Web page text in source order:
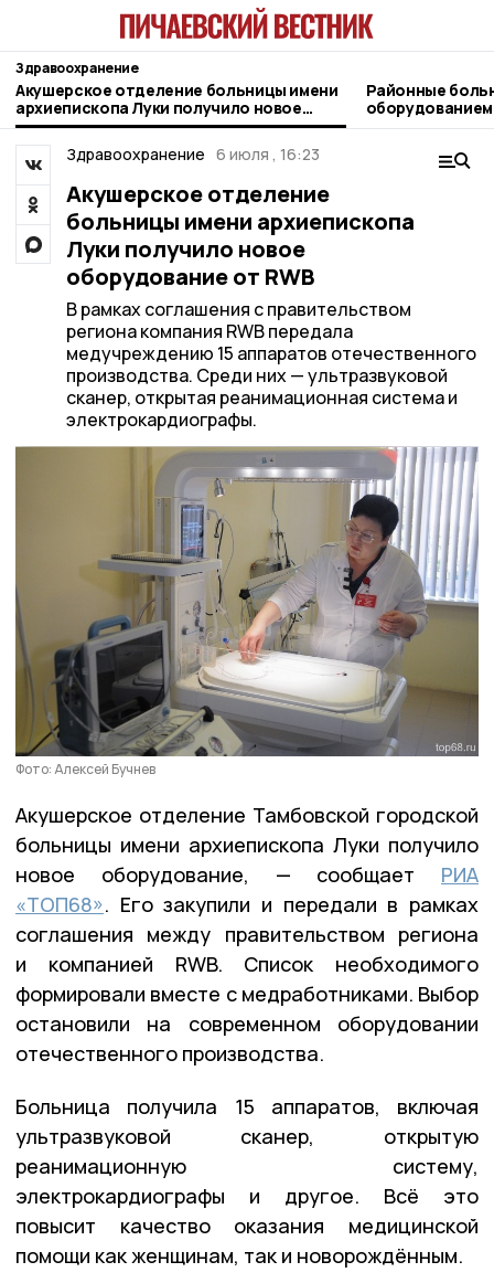
Здравоохранение
Акушерское отделение больницы имени
архиепископа Луки получило новое
оборудование от RWB
Районные
оборудованием
Здравоохранение 6 июля , 16:23
Акушерское отделение
больницы имени архиепископа
Луки получило новое
оборудование от RWB
В рамках соглашения с правительством
региона компания RWB передала
медучреждению 15 аппаратов отечественного
производства. Среди них — ультразвуковой
сканер, открытая реанимационная система и
электрокардиографы.
Фото: Алексей Бучнев
Акушерское отделение Тамбовской городской
больницы имени архиепископа Луки получило
новое оборудование, — сообщает РИА
«ТОП68». Его закупили и передали в рамках
соглашения между правительством региона
и компанией RWB. Список необходимого
формировали вместе с медработниками. Выбор
остановили на современном оборудовании
отечественного производства.
Больница получила 15 аппаратов, включая
ультразвуковой сканер, открытую
реанимационную систему,
электрокардиографы и другое. Всё это
повысит качество оказания медицинской
помощи как женщинам, так и новорождённым.